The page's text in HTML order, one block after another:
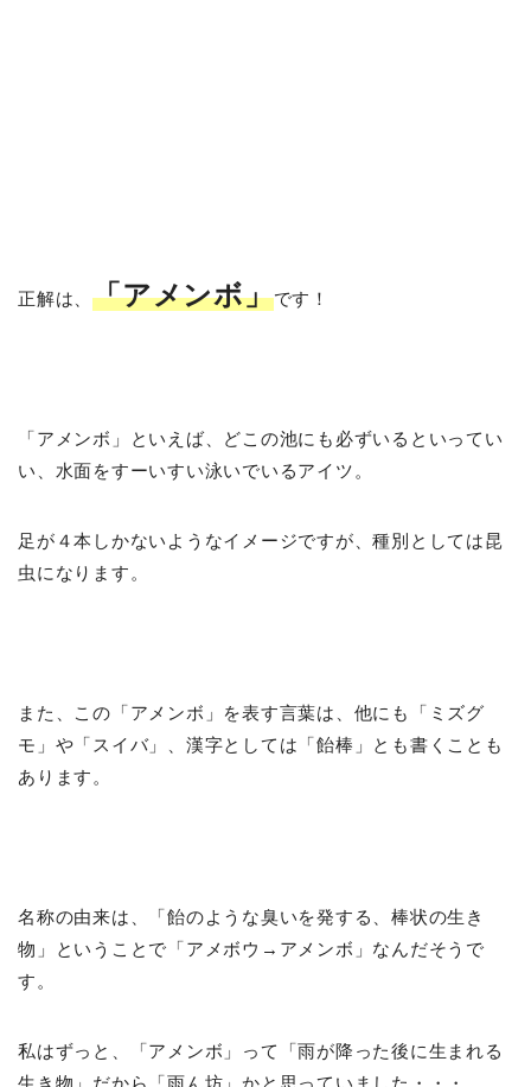
正解は、「アメンボ」です！
「アメンボ」といえば、どこの池にも必ずいるといってい
い、水面をすーいすい泳いでいるアイツ。
足が４本しかないようなイメージですが、種別としては昆
虫になります。
また、この「アメンボ」を表す言葉は、他にも「ミズグ
モ」や「スイバ」、漢字としては「飴棒」とも書くことも
あります。
名称の由来は、「飴のような臭いを発する、棒状の生き
物」ということで「アメボウ→アメンボ」なんだそうで
す。
私はずっと、「アメンボ」って「雨が降った後に生まれる
生き物」だから「雨ん坊」かと思っていました・・・。